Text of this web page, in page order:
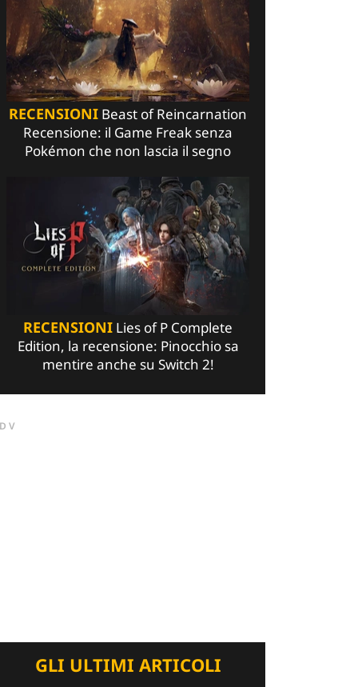
RECENSIONI Beast of Reincarnation
Recensione: il Game Freak senza
Pokémon che non lascia il segno
RECENSIONI Lies of P Complete
Edition, la recensione: Pinocchio sa
mentire anche su Switch 2!
GLI ULTIMI ARTICOLI